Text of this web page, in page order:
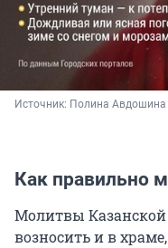
Источник: Полина Авдошина
Как правильно
Молитвы
возносить и в